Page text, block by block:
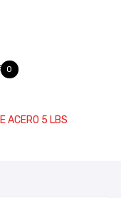
0
ACERO 5 LBS